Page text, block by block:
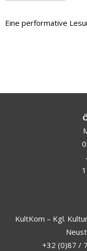
Eine performative
KultKom – Kgl.
+32 (0)87 /